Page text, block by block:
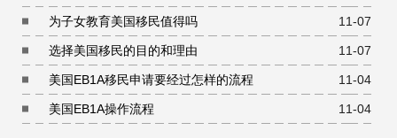
11-07
为子女教育美国移民值得吗
11-07
选择美国移民的目的和理由
11-04
美国EB1A移民申请要经过怎样的流程
11-04
美国EB1A操作流程